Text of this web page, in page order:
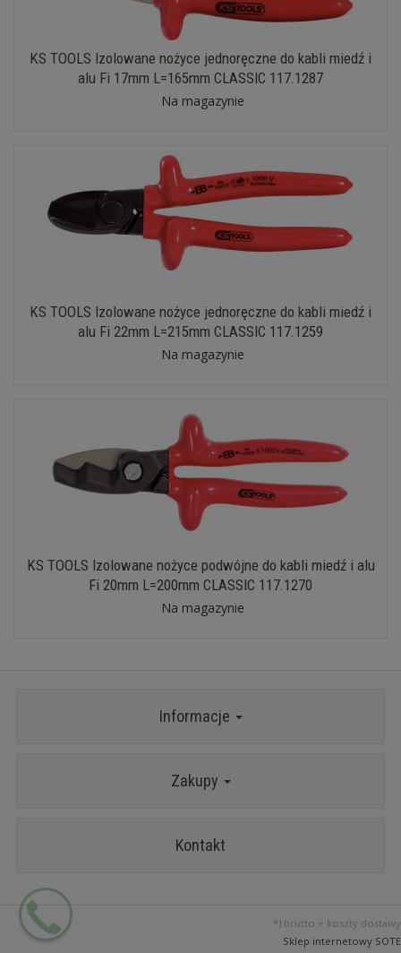
KS TOOLS Izolowane nożyce jednoręczne do kabli miedź i
alu Fi 17mm L=165mm CLASSIC 117.1287
Na magazynie
KS TOOLS Izolowane nożyce jednoręczne do kabli miedź i
alu Fi 22mm L=215mm CLASSIC 117.1259
Na magazynie
KS TOOLS Izolowane nożyce podwójne do kabli miedź i alu
Fi 20mm L=200mm CLASSIC 117.1270
Na magazynie
Informacje
Zakupy
Kontakt
*) brutto + koszty dostawy
Sklep internetowy SOTE